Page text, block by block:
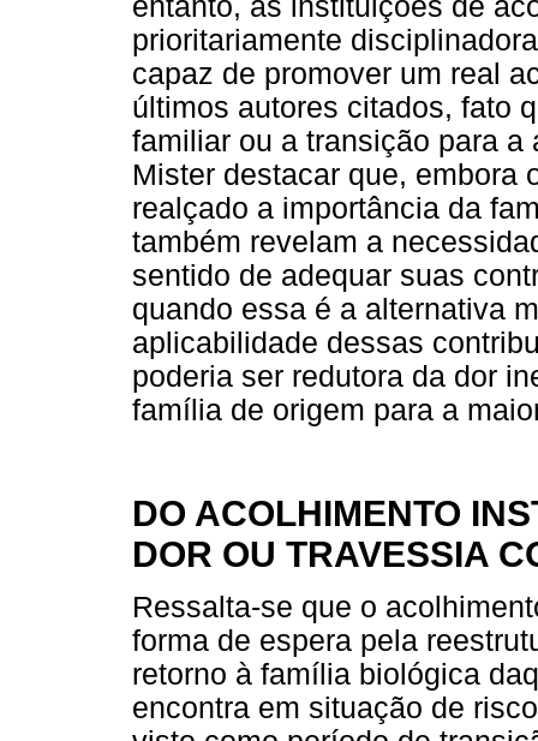
entanto, as instituições de
prioritariamente
capaz de promover um real
últimos autores citados, fato
familiar ou a transição para
Mister destacar que, embora
realçado a importância da
também revelam a
sentido de adequar suas
quando essa é a alternativa
aplicabilidade dessas
poderia ser redutora da dor
família de origem para a
DO ACOLHIMENTO
DOR OU TRAVESSIA
Ressalta-se que o
forma de espera pela
retorno à família biológica
encontra em situação de